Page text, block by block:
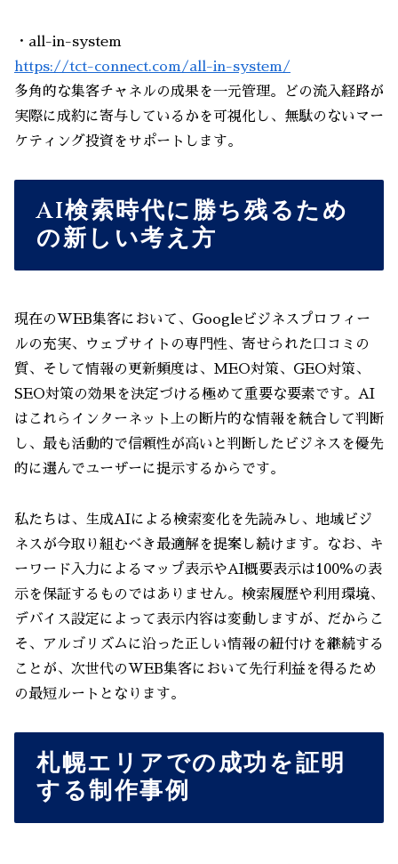
・all-in-system
https://tct-connect.com/all-in-system/
多角的な集客チャネルの成果を一元管理。どの流入経路が
実際に成約に寄与しているかを可視化し、無駄のないマー
ケティング投資をサポートします。
AI検索時代に勝ち残るため
の新しい考え方
現在のWEB集客において、Googleビジネスプロフィー
ルの充実、ウェブサイトの専門性、寄せられた口コミの
質、そして情報の更新頻度は、MEO対策、GEO対策、
SEO対策の効果を決定づける極めて重要な要素です。AI
はこれらインターネット上の断片的な情報を統合して判断
し、最も活動的で信頼性が高いと判断したビジネスを優先
的に選んでユーザーに提示するからです。
私たちは、生成AIによる検索変化を先読みし、地域ビジ
ネスが今取り組むべき最適解を提案し続けます。なお、キ
ーワード入力によるマップ表示やAI概要表示は100％の表
示を保証するものではありません。検索履歴や利用環境、
デバイス設定によって表示内容は変動しますが、だからこ
そ、アルゴリズムに沿った正しい情報の紐付けを継続する
ことが、次世代のWEB集客において先行利益を得るため
の最短ルートとなります。
札幌エリアでの成功を証明
する制作事例